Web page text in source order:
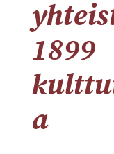
1899
a